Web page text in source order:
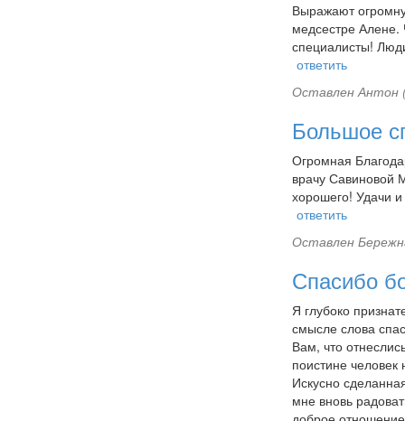
Выражают
медсестре
специалисты!
ответить
ОставленАнтон
Большое
Огромная
врачу Савиновой
хорошего! Удачи
ответить
Оставлен
Спасибо
Я глубоко
смысле слова
Вам, что
поистине
Искусно
мне вновь